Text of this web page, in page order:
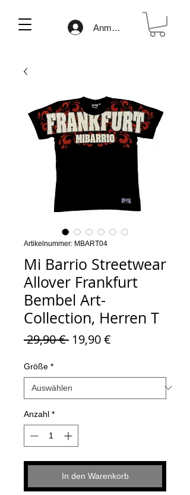
Anmelden
Artikelnummer: MBART04
Mi Barrio Streetwear
Allover Frankfurt
Bembel Art-
Collection, Herren T
29,90 € Standardpreis
19,90 €
Größe *
Anzahl *
In den Warenkorb